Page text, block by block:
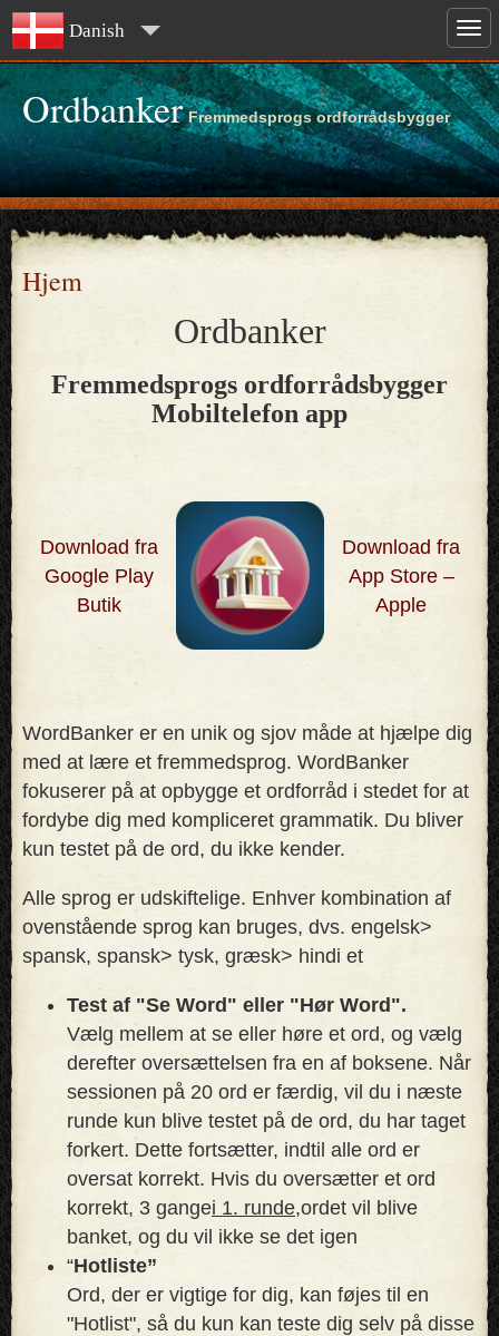
Danish
Ordbanker Fremmedsprogs ordforrådsbygger
Hjem
Ordbanker
Fremmedsprogs ordforrådsbygger
Mobiltelefon app
Download fra
Google Play
Butik
Download fra
App Store –
Apple
WordBanker er en unik og sjov måde at hjælpe dig
med at lære et fremmedsprog. WordBanker
fokuserer på at opbygge et ordforråd i stedet for at
fordybe dig med kompliceret grammatik. Du bliver
kun testet på de ord, du ikke kender.
Alle sprog er udskiftelige. Enhver kombination af
ovenstående sprog kan bruges, dvs. engelsk>
spansk, spansk> tysk, græsk> hindi et
Test af "Se Word" eller "Hør Word".
Vælg mellem at se eller høre et ord, og vælg
derefter oversættelsen fra en af ​​boksene. Når
sessionen på 20 ord er færdig, vil du i næste
runde kun blive testet på de ord, du har taget
forkert. Dette fortsætter, indtil alle ord er
oversat korrekt. Hvis du oversætter et ord
korrekt, 3 gangei 1. runde,ordet vil blive
banket, og du vil ikke se det igen
“Hotliste”
Ord, der er vigtige for dig, kan føjes til en
"Hotlist", så du kun kan teste dig selv på disse